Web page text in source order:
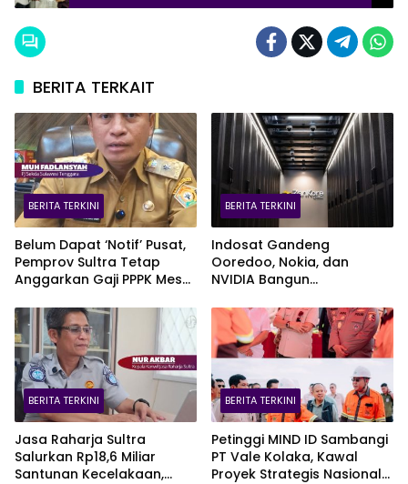
BERITA TERKAIT
BERITA TERKINI
Belum Dapat ‘Notif’ Pusat,
Pemprov Sultra Tetap
Anggarkan Gaji PPPK Meski
BERITA TERKINI
Indosat Gandeng
Ooredoo, Nokia, dan
NVIDIA Bangun
Asia Tenggara Lewat
Zankore
BERITA TERKINI
Jasa Raharja Sultra
Salurkan Rp18,6 Miliar
Santunan Kecelakaan,
BERITA TERKINI
Petinggi MIND ID Sambangi
PT Vale Kolaka, Kawal
Proyek Strategis Nasional